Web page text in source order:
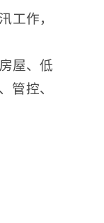
工作，
屋、低
管控、